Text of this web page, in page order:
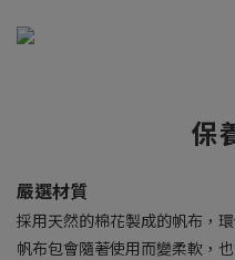
保
嚴選材質
採用天然的棉花製成的帆布，
帆布包會隨著使用而變柔軟，